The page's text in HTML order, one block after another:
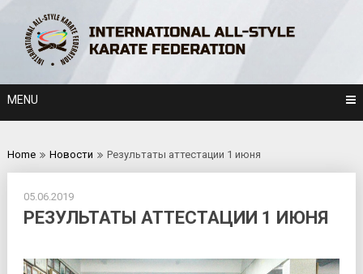
content
MENU
Home Новости Результаты аттестации 1 июня
05.06.2019
РЕЗУЛЬТАТЫ АТТЕСТАЦИИ 1 ИЮНЯ